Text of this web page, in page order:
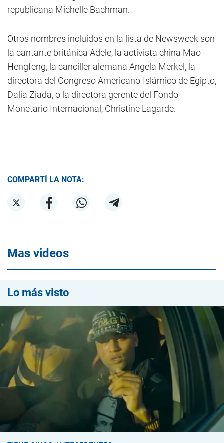
republicana Michelle Bachman.
Otros nombres incluidos en la lista de Newsweek son
la cantante británica Adele, la activista china Mao
Hengfeng, la canciller alemana Angela Merkel, la
directora del Congreso Americano-Islámico de Egipto,
Dalia Ziada, o la directora gerente del Fondo
Monetario Internacional, Christine Lagarde.
COMPARTÍ LA NOTA:
Mas videos
Lo más visto